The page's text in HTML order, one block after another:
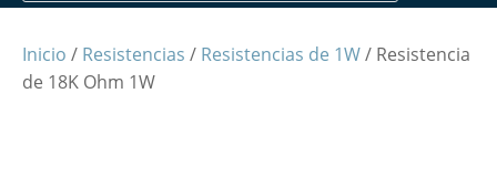
productos
Inicio / Resistencias / Resistencias de 1W/ Resistencia
de 18K Ohm 1W